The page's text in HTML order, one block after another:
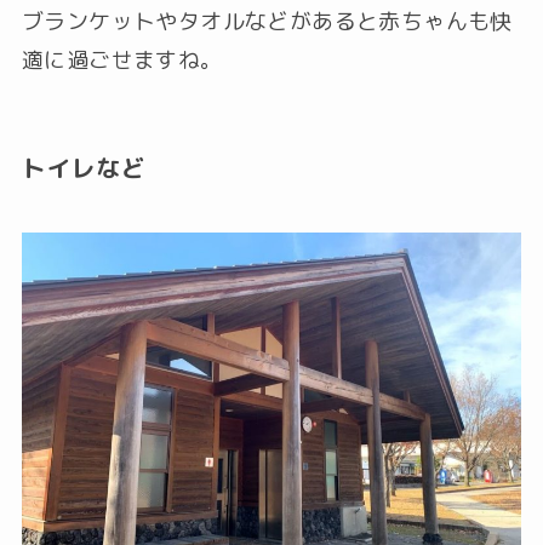
ブランケットやタオルなどがあると赤ちゃんも快
適に過ごせますね。
トイレなど